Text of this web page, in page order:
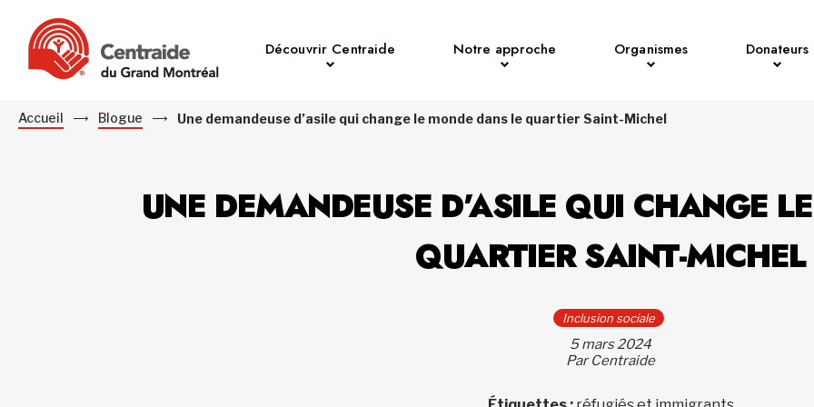
Découvrir Centraide Notre approche Organismes Donateurs
Accueil Blogue Une demandeuse d’asile qui change le monde dans le quartier Saint-Michel
UNE DEMANDEUSE D’ASILE QUI CHANGE
QUARTIER SAINT-MICHEL
Inclusion sociale
5 mars 2024
Par Centraide